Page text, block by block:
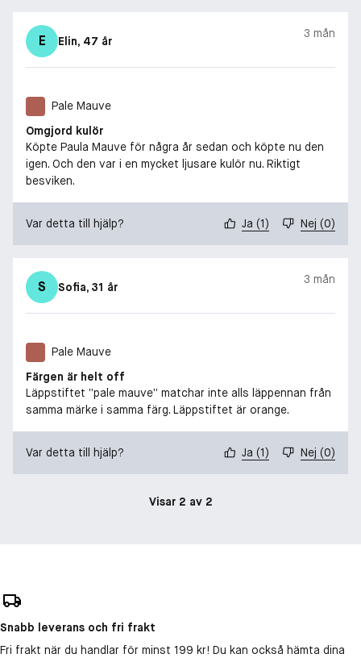
E Elin, 47 år
3 mån
Pale Mauve
Omgjord kulör
Köpte Paula Mauve för några år sedan och köpte nu den
igen. Och den var i en mycket ljusare kulör nu. Riktigt
besviken.
Var detta till hjälp? Ja (1) Nej (0)
S Sofia, 31 år
3 mån
Pale Mauve
Färgen är helt off
Läppstiftet ”pale mauve” matchar inte alls läppennan från
samma märke i samma färg. Läppstiftet är orange.
Var detta till hjälp? Ja (1) Nej (0)
Visar 2 av 2
Snabb leverans och fri frakt
Fri frakt när du handlar för minst 199 kr! Du kan också hämta dina